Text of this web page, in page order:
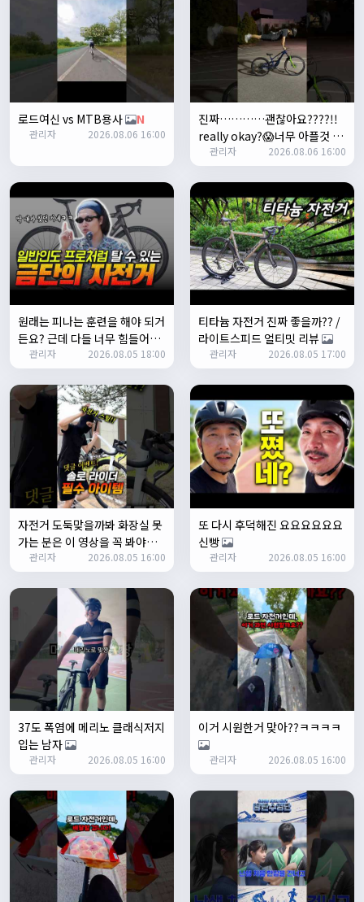
쏭박
사진 업로드 테스트
쏭박17:24:35
테스트 완료입니다 :)
Leepi02:57:35
1
알루미06:16:14
뇽
1/23/2025
관리자09:12:09
사이트 가입자수가 100명이 넘었습니다 :)
관리자09:12:12
다들 좋은하루되세요~
열심히타자12:16:55
맛점하세요~
배과장 12:48:20
반갑습니다 여러분 ^_^
배과장12:48:33
명절에도 열심히 맛있는 음식먹고 로라 타셔야지요 ㅎㅎ
1/24/2025
존명12:42:39
명신이 13:35:29
안녕하세요
1/27/2025
루나워커20:37:55
좋네요. 이것저것 많이요
열심히타자21:12:34
설연휴인데 날씨가..ㅠㅠ
1/28/2025
꼬유10:07:01
명절 행복하게 보내세요~ !!
1/29/2025
2chun09:38:46
명절 잘 보내세요~!
명신이12:33:45
명절 잘보내세요~
2/1/2025
로드여신 vs MTB용사 N
관리자 2026.08.06 16:00
진짜…………괜찮아요????!!
really okay?😱너무 아플것 같
아……ㅜㅜ
N
관리자 2026.08.06 16:00
원래는 피나는 훈련을 해야 되거
든요? 근데 다들 너무 힘들어하
니까 우리가 치트키를 좀 써드릴
게요. 아, KC 인증이 안나온다고
요? 그럼 뭐... 얼른 훈련하러 안
나가고 뭐하세요?
관리자 2026.08.05 18:00
티타늄 자전거 진짜 좋을까?? /
라이트스피드 얼티밋 리뷰
관리자 2026.08.05 17:00
자전거 도둑맞을까봐 화장실 못
가는 분은 이 영상을 꼭 봐야합
니다
관리자 2026.08.05 16:00
또 다시 후덕해진 요요요요요요
신빵
관리자 2026.08.05 16:00
37도 폭염에 메리노 클래식저지
입는 남자
관리자 2026.08.05 16:00
이거 시원한거 맞아??ㅋㅋㅋㅋ
관리자 2026.08.05 16:00